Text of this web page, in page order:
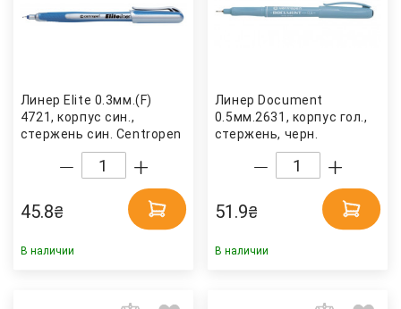
Линер Elite 0.3мм.(F)
4721, корпус син.,
стержень син. Centropen
45.8₴
В наличии
Линер Document
0.5мм.2631, корпус гол.,
стержень, черн.
Centropen
51.9₴
В наличии